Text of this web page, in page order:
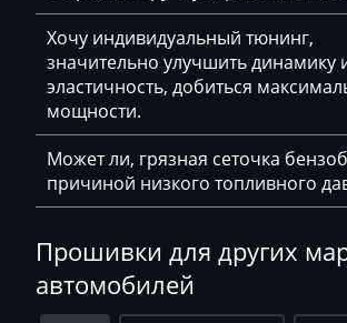
Dodge
Dongfeng
Doosan
Doppstadt
Dynapac
EcoLog
Eggersmann
Хочу индивидуальный тюнинг,
значительно улучшить динамику
эластичность, добиться
мощности.
Может ли, грязная сеточка
причиной низкого топливного
Прошивки для других
автомобилей